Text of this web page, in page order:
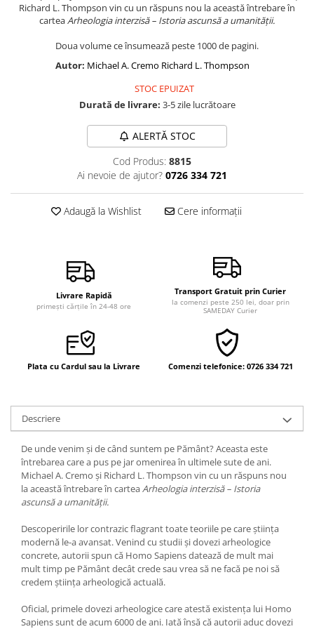
Vindecare
Psihologie practică
Supă de pui pentru suflet
Spiritualitate şi ştiinţă
Cunoaștere
Richard L. Thompson vin cu un răspuns nou la această întrebare în
carteaArheologia interzisă – Istoria ascunsă a umanității.
Doua volume ce însumează peste 1000 de pagini.
Autor: Michael A. Cremo Richard L. Thompson
STOC EPUIZAT
Durată de livrare: 3-5 zile lucrătoare
ALERTĂ STOC
Cod Produs: 8815
Ai nevoie de ajutor? 0726 334 721
Adaugă la Wishlist Cere informații
Livrare Rapidă
primești cărțile în 24-48 ore
Transport Gratuit prin Curier
la comenzi peste 250 lei, doar prin
SAMEDAY Curier
Plata cu Cardul sau la Livrare Comenzi telefonice: 0726 334 721
Descriere
De unde venim și de când suntem pe Pământ? Aceasta este
întrebarea care a pus pe jar omenirea în ultimele sute de ani.
Michael A. Cremo și Richard L. Thompson vin cu un răspuns nou
la această întrebare în carteaArheologia interzisă – Istoria
ascunsă a umanității.
Descoperirile lor contrazic flagrant toate teoriile pe care știința
modernă le-a avansat. Venind cu studii și dovezi arheologice
concrete, autorii spun că Homo Sapiens datează de mult mai
mult timp pe Pământ decât crede sau vrea să ne facă pe noi să
credem știința arheologică actuală.
Oficial, primele dovezi arheologice care atestă existența lui Homo
Sapiens sunt de acum 6000 de ani. Iată însă că autorii aduc dovezi